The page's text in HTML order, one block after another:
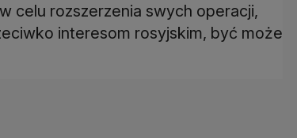
celu rozszerzenia swych operacji,
interesom rosyjskim, być może